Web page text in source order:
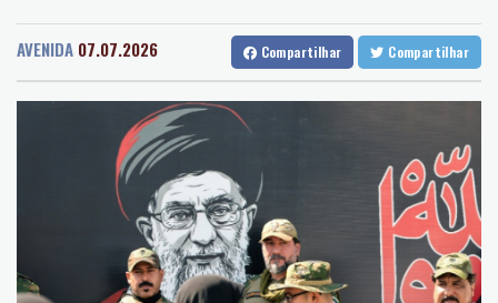
Fortaleza
Goiânia
24 °C
Rio de Janeiro
25 °C
São Paulo
22 °C Salvador
24 °C
21 °C
Fifa tenta superar crise com pedidos de desculpas e 'apoio total'
Copom volta a reduzir Selic, a 14%, para conter a inflação
Favorito, Zverev perde em sua estreia contra Griekspoor no
Masters 1000 de Montreal
Filhote de hipopótamo da colônia de Escobar morre após ser
resgatado na Colômbia
Parte de um foguete da SpaceX colidiu com a Lua, segundo
cientistas
AVENIDA 07.07.2026 Compartilhar Compartilhar